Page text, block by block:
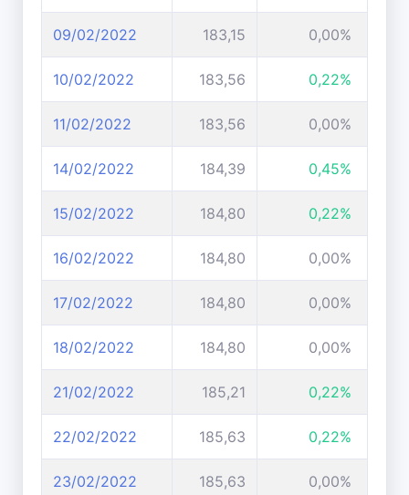
09/02/2022 183,15 0,00%
10/02/2022 183,56 0,22%
11/02/2022 183,56 0,00%
14/02/2022 184,39 0,45%
15/02/2022 184,80 0,22%
16/02/2022 184,80 0,00%
17/02/2022 184,80 0,00%
18/02/2022 184,80 0,00%
21/02/2022 185,21 0,22%
22/02/2022 185,63 0,22%
23/02/2022 185,63 0,00%